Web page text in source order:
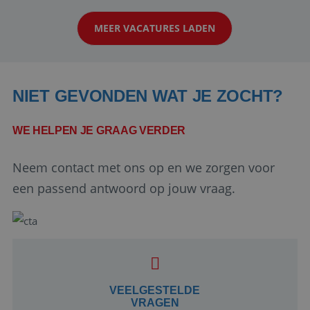
klanten te overtuigen om die droomreis te
boeken! ...
MEER VACATURES LADEN
NIET GEVONDEN WAT JE ZOCHT?
WE HELPEN JE GRAAG VERDER
Neem contact met ons op en we zorgen voor
een passend antwoord op jouw vraag.
VEELGESTELDE
VRAGEN
Google Privacy Policy